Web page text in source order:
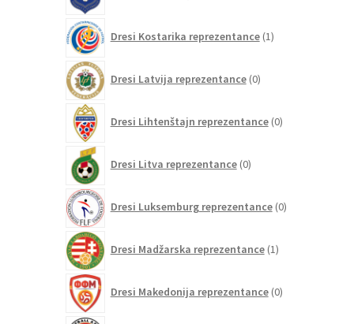
Dresi Kostarika reprezentance 1izdelek
Dresi Latvija reprezentance 0izdelkov
Dresi Lihtenštajn reprezentance 0izdelkov
Dresi Litva reprezentance 0izdelkov
Dresi Luksemburg reprezentance 0izdelkov
Dresi Madžarska reprezentance 1izdelek
Dresi Makedonija reprezentance 0izdelkov